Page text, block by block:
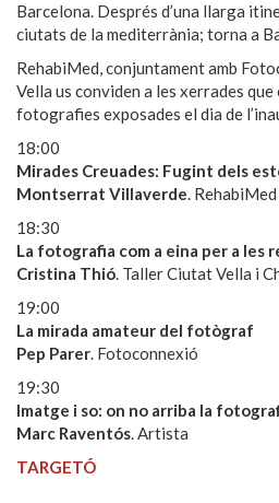
Barcelona. Després d’una llarga
ciutats de la mediterrània; torna a
RehabiMed, conjuntament amb
Vella us conviden a les xerrades
fotografies exposades el dia de
18:00
Mirades Creuades: Fugint dels
Montserrat Villaverde. RehabiMed
18:30
La fotografia com a eina per a les
Cristina Thió. Taller Ciutat Vella i
19:00
La mirada amateur del fotògraf
Pep Parer. Fotoconnexió
19:30
Imatge i so: on no arriba la
Marc Raventós. Artista
TARGETÓ